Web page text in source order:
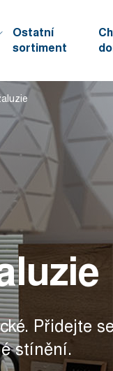
Ostatní
sortiment
Přidejte
stínění.